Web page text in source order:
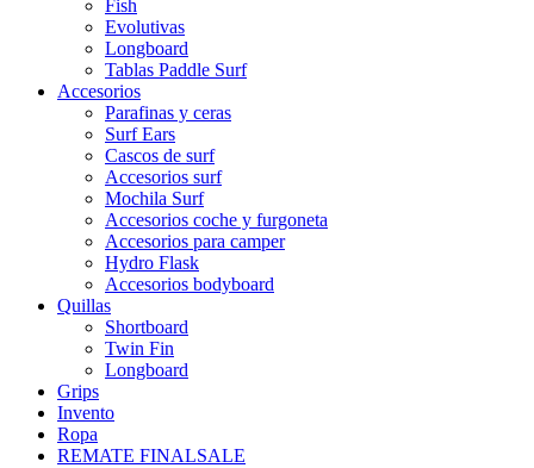
Fish
Evolutivas
Longboard
Tablas Paddle Surf
Accesorios
Parafinas y ceras
Surf Ears
Cascos de surf
Accesorios surf
Mochila Surf
Accesorios coche y furgoneta
Accesorios para camper
Hydro Flask
Accesorios bodyboard
Quillas
Shortboard
Twin Fin
Longboard
Grips
Invento
Ropa
REMATE FINALSALE